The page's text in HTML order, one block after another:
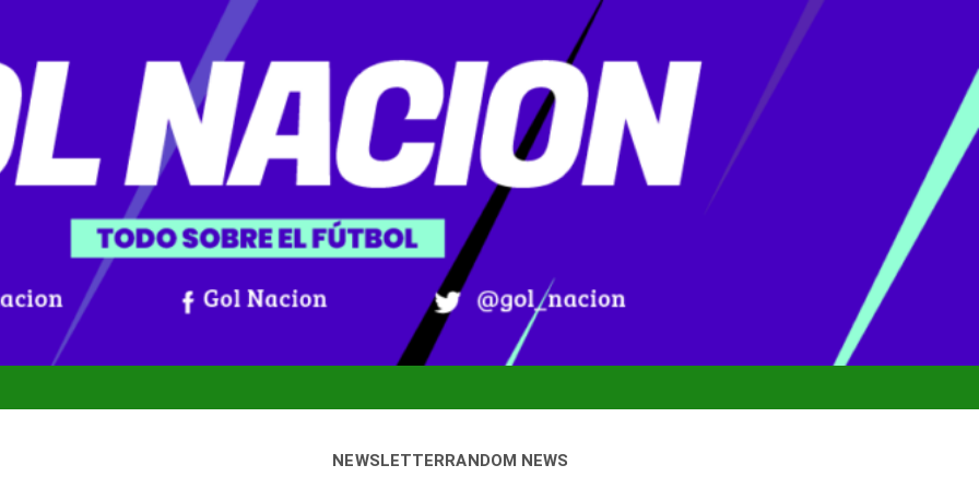
NEWSLETTERRANDOM NEWS